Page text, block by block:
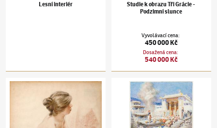
Lesní interiér
Studie k obrazu Tři Grácie -
Podzimní slunce
Vyvolávací cena:
450 000 Kč
Dosažená cena:
540 000 Kč
František Kupka(1871–1957)Portrét dámy František Kupka(1871–1957)Město Argos